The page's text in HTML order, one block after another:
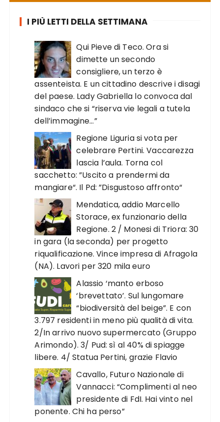
I PIÙ LETTI DELLA SETTIMANA
Qui Pieve di Teco. Ora si
dimette un secondo
consigliere, un terzo è
assenteista. E un cittadino descrive i disagi
del paese. Lady Gabriella lo convoca dal
sindaco che si “riserva vie legali a tutela
dell’immagine…”
Regione Liguria si vota per
celebrare Pertini. Vaccarezza
lascia l’aula. Torna col
sacchetto: ”Uscito a prendermi da
mangiare“. Il Pd: ”Disgustoso affronto“
Mendatica, addio Marcello
Storace, ex funzionario della
Regione. 2 / Monesi di Triora: 30
in gara (la seconda) per progetto
riqualificazione. Vince impresa di Afragola
(NA). Lavori per 320 mila euro
Alassio ‘manto erboso
‘brevettato’. Sul lungomare
“biodiversità del beige”. E con
3.797 residenti in meno più qualità di vita.
2/In arrivo nuovo supermercato (Gruppo
Arimondo). 3/ Pud: sì al 40% di spiagge
libere. 4/ Statua Pertini, grazie Flavio
Cavallo, Futuro Nazionale di
Vannacci: “Complimenti al neo
presidente di FdI. Hai vinto nel
ponente. Chi ha perso”